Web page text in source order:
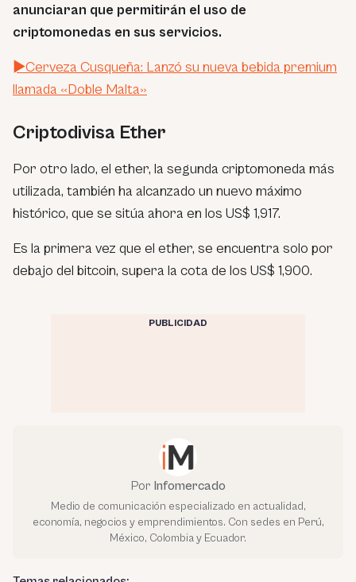
anunciaran que permitirán el uso de
criptomonedas en sus servicios.
►Cerveza Cusqueña: Lanzó su nueva bebida premium
llamada «Doble Malta»
Criptodivisa Ether
Por otro lado, el ether, la segunda criptomoneda más
utilizada, también ha alcanzado un nuevo máximo
histórico, que se sitúa ahora en los US$ 1,917.
Es la primera vez que el ether, se encuentra solo por
debajo del bitcoin, supera la cota de los US$ 1,900.
PUBLICIDAD
Por Infomercado
Medio de comunicación especializado en actualidad,
economía, negocios y emprendimientos. Con sedes en Perú,
México, Colombia y Ecuador.